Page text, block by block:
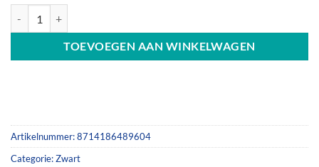
TOEVOEGEN AAN WINKELWAGEN
Artikelnummer:8714186489604
Categorie:Zwart